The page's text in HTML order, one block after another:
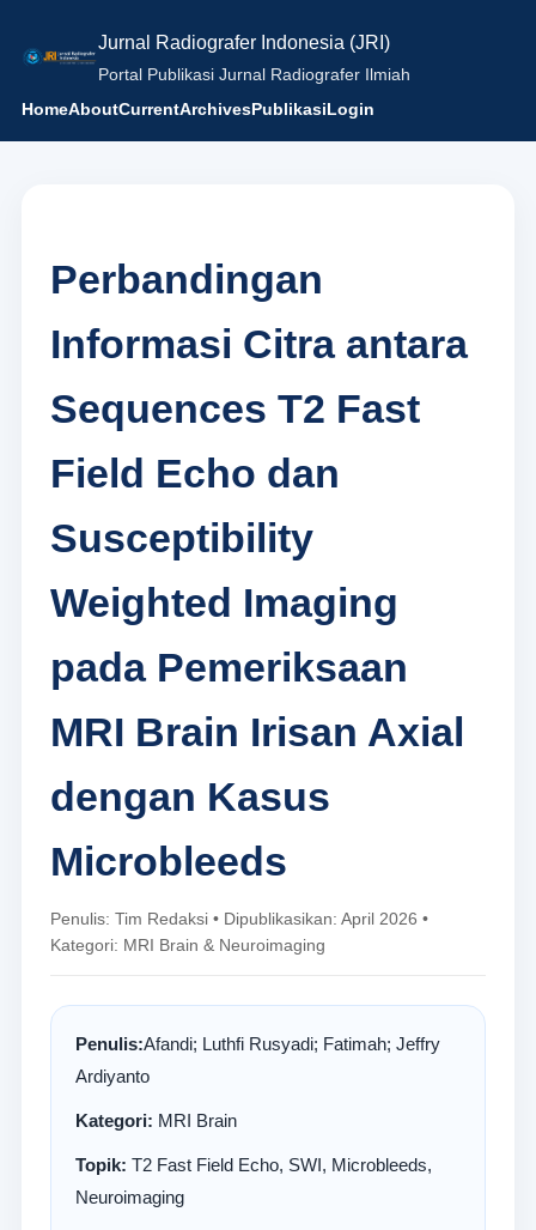
Jurnal Radiografer Indonesia (JRI)
Portal Publikasi Jurnal Radiografer Ilmiah
HomeAboutCurrentArchivesPublikasiLogin
Perbandingan
Informasi Citra antara
Sequences T2 Fast
Field Echo dan
Susceptibility
Weighted Imaging
pada Pemeriksaan
MRI Brain Irisan Axial
dengan Kasus
Microbleeds
Penulis: Tim Redaksi • Dipublikasikan: April 2026 •
Kategori: MRI Brain & Neuroimaging
Penulis:Afandi; Luthfi Rusyadi; Fatimah; Jeffry
Ardiyanto
Kategori: MRI Brain
Topik: T2 Fast Field Echo, SWI, Microbleeds,
Neuroimaging